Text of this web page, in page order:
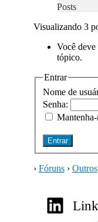
Posts
Visualizando 3
Você deve
tópico.
Entrar
Nome de
Senha:
Entrar
› Fóruns › Outros